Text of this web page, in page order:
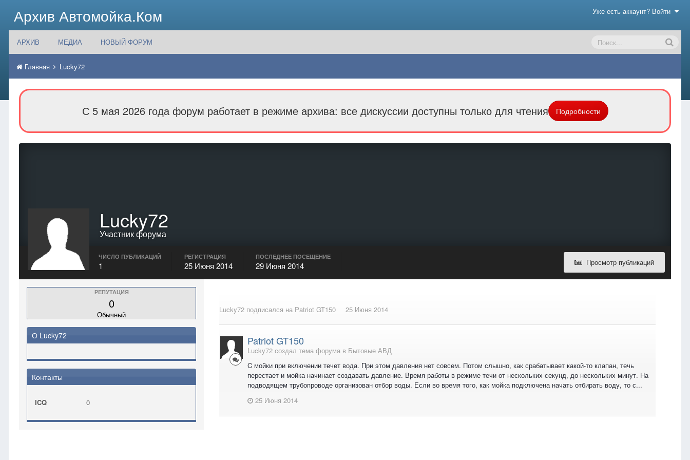
Архив Автомойка.Ком Уже есть аккаунт? Войти
АРХИВ МЕДИА НОВЫЙ ФОРУМ
Главная Lucky72
С 5 мая 2026 года форум работает в режиме архива: все дискуссии доступны только для чтения Подробности
Lucky72
Участник форума
Просмотр публикаций
ЧИСЛО ПУБЛИКАЦИЙ
1
РЕГИСТРАЦИЯ
25 Июня 2014
ПОСЛЕДНЕЕ ПОСЕЩЕНИЕ
29 Июня 2014
РЕПУТАЦИЯ
0
Обычный
О Lucky72
Контакты
ICQ 0
Lucky72 подписался на Patriot GT150 25 Июня 2014
Patriot GT150
Lucky72 создал тема форума в Бытовые АВД
C мойки при включении течет вода. При этом давления нет совсем. Потом слышно, как срабатывает какой-то клапан, течь
перестает и мойка начинает создавать давление. Время работы в режиме течи от нескольких секунд, до нескольких минут. На
подводящем трубопроводе организован отбор воды. Если во время того, как мойка подключена начать отбирать воду, то с...
25 Июня 2014